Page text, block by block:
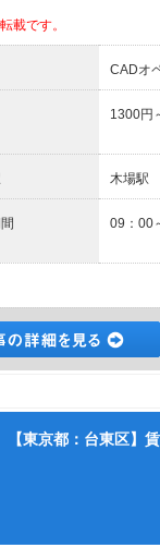
載です。
CADオ
1300円
木場駅
09：00
東京都：台東区】